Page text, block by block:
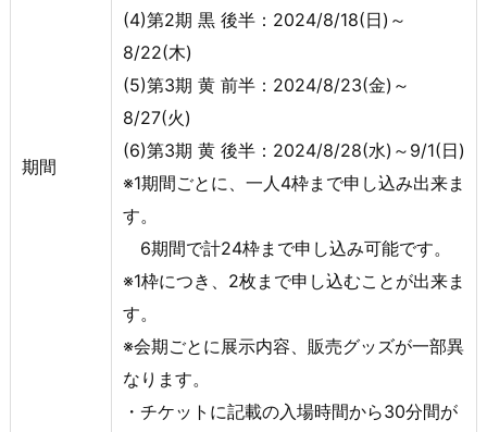
期間
(4)第2期 黒 後半：2024/8/18(日)～
8/22(木)
(5)第3期 黄 前半：2024/8/23(金)～
8/27(火)
(6)第3期 黄 後半：2024/8/28(水)～9/1(日)
※1期間ごとに、一人4枠まで申し込み出来ま
す。
6期間で計24枠まで申し込み可能です。
※1枠につき、2枚まで申し込むことが出来ま
す。
※会期ごとに展示内容、販売グッズが一部異
なります。
・チケットに記載の入場時間から30分間が